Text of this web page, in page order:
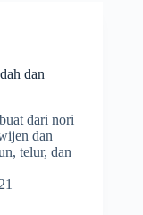
dan
dari nori
dan
telur, dan